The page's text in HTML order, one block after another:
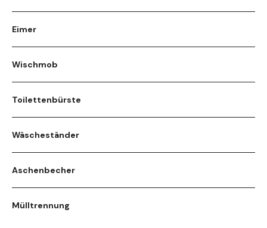
Eimer
Wischmob
Toilettenbürste
Wäscheständer
Aschenbecher
Mülltrennung